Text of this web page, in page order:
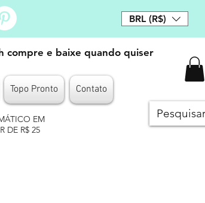
BRL (R$)
compre e baixe quando quiser
Topo Pronto Contato
EM
DE R$ 25